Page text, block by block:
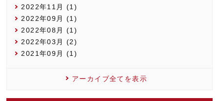
2022年11月 (1)
2022年09月 (1)
2022年08月 (1)
2022年03月 (2)
2021年09月 (1)
アーカイブ全てを表示